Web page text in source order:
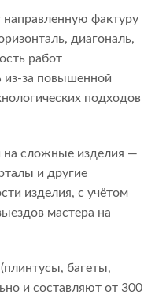
направленную фактуру
диагональ,
работ
из-за повышенной
подходов
на сложные изделия —
и другие
изделия, с учётом
мастера на
багеты,
и составляют от 300